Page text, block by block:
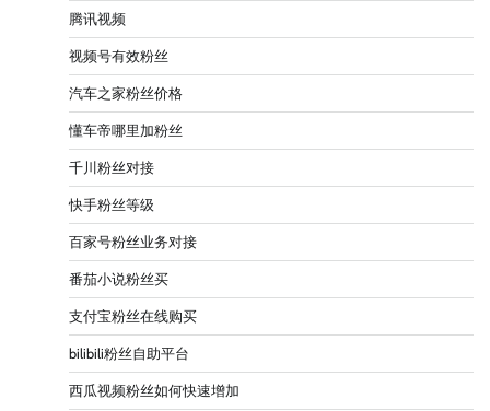
腾讯视频
视频号有效粉丝
汽车之家粉丝价格
懂车帝哪里加粉丝
千川粉丝对接
快手粉丝等级
百家号粉丝业务对接
番茄小说粉丝买
支付宝粉丝在线购买
bilibili粉丝自助平台
西瓜视频粉丝如何快速增加